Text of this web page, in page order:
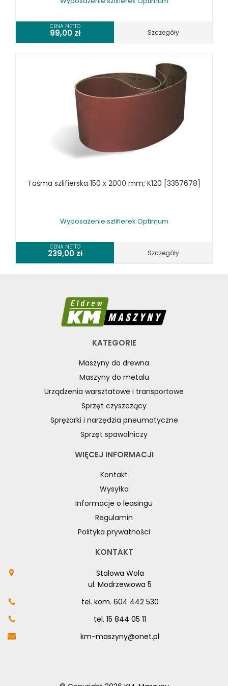
SPRĘŻARKI I NARZĘDZIA PNEUMATYCZNE
KOSZT DOSTAWY
CENA NETTO
99,00 zł Szczegóły
Taśma szlifierska 150 x 2000 mm; K120 [3357678]
Wyposażenie szlifierek Optimum
CENA NETTO
239,00 zł Szczegóły
KATEGORIE
Maszyny do drewna
Maszyny do metalu
Urządzenia warsztatowe i transportowe
Sprzęt czyszczący
Sprężarki i narzędzia pneumatyczne
Sprzęt spawalniczy
WIĘCEJ INFORMACJI
Kontakt
Wysyłka
Informacje o leasingu
Regulamin
Polityka prywatności
KONTAKT
Stalowa Wola
ul. Modrzewiowa 5
tel. kom. 604 442 530
tel. 15 844 05 11
km-maszyny@onet.pl